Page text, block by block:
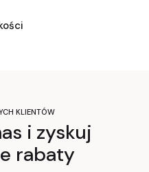
KLIENTÓW
i zyskuj
rabaty